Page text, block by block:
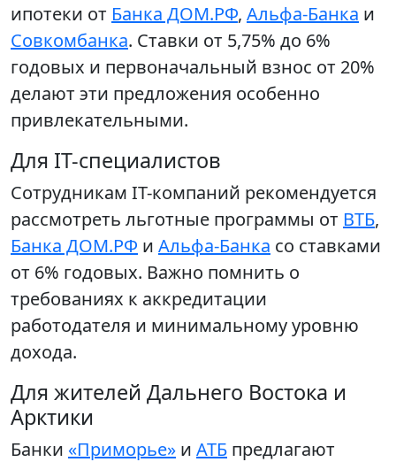
ипотеки от Банка ДОМ.РФ, Альфа-Банка и
Совкомбанка. Ставки от 5,75% до 6%
годовых и первоначальный взнос от 20%
делают эти предложения особенно
привлекательными.
Для IT-специалистов
Сотрудникам IT-компаний рекомендуется
рассмотреть льготные программы от ВТБ,
Банка ДОМ.РФ и Альфа-Банка со ставками
от 6% годовых. Важно помнить о
требованиях к аккредитации
работодателя и минимальному уровню
дохода.
Для жителей Дальнего Востока и
Арктики
Банки «Приморье» и АТБ предлагают